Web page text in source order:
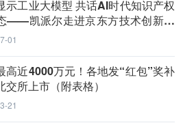
示工业大模型 共话AI时代知识产权
——凯派尔走进京东方技术创新中
01
高近4000万元！各地发“红包”奖补
交所上市（附表格）
21